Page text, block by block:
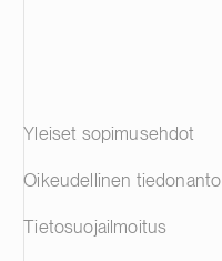
Yleiset sopimusehdot
Oikeudellinen tiedonanto
Tietosuojailmoitus